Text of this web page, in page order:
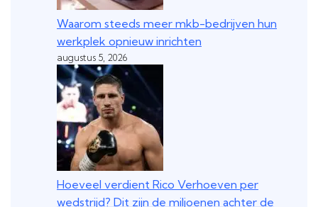
Waarom steeds meer mkb-bedrijven hun
werkplek opnieuw inrichten
augustus 5, 2026
Hoeveel verdient Rico Verhoeven per
wedstrijd? Dit zijn de miljoenen achter de